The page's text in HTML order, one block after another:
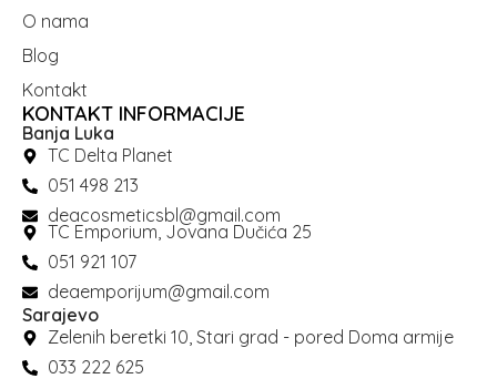
O nama
Blog
Kontakt
KONTAKT INFORMACIJE
Banja Luka
TC Delta Planet
051 498 213
deacosmeticsbl@gmail.com
TC Emporium, Jovana Dučića 25
051 921 107
deaemporijum@gmail.com
Sarajevo
Zelenih beretki 10, Stari grad - pored Doma armije
033 222 625